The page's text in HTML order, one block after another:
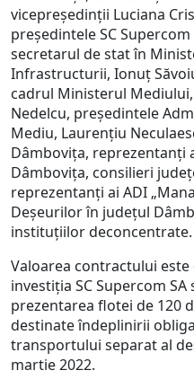
vicepreședinții Luciana
președintele SC Supercom
secretarul de stat în
Infrastructurii, Ionuț
cadrul Ministerul
Nedelcu, președintele
Mediu, Laurențiu
Dâmbovița, reprezentanți
Dâmbovița, consilieri
reprezentanți ai ADI
Deșeurilor în județul
instituțiilor deconcentrate.
Valoarea contractului este
investiția SC Supercom
prezentarea flotei de 120
destinate îndeplinirii
transportului separat al
martie 2022.